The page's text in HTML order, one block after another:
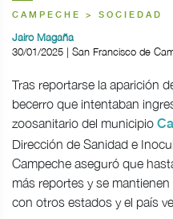
CAMPECHE > SOCIEDAD
Jairo Magaña
30/01/2025 | San Francisco de
Tras reportarse la aparición
becerro que intentaban
zoosanitario del municipio
Dirección de Sanidad e
Campeche aseguró que
más reportes y se
con otros estados y el país